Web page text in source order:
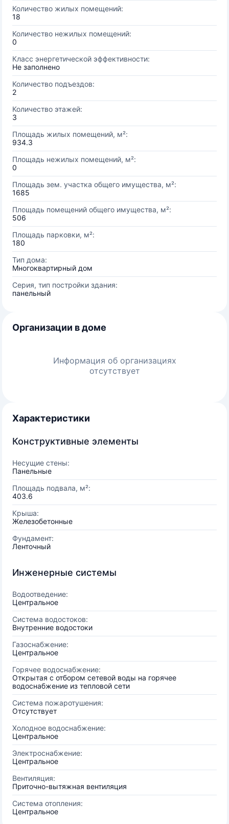
Количество жилых помещений:
18
Количество нежилых помещений:
0
Класс энергетической эффективности:
Не заполнено
Количество подъездов:
2
Количество этажей:
3
Площадь жилых помещений, м²:
934.3
Площадь нежилых помещений, м²:
0
Площадь зем. участка общего имущества, м²:
1685
Площадь помещений общего имущества, м²:
506
Площадь парковки, м²:
180
Тип дома:
Многоквартирный дом
Серия, тип постройки здания:
панельный
Организации в доме
Информация об организациях
отсутствует
Характеристики
Конструктивные элементы
Несущие стены:
Панельные
Площадь подвала, м²:
403.6
Крыша:
Железобетонные
Фундамент:
Ленточный
Инженерные системы
Водоотведение:
Центральное
Система водостоков:
Внутренние водостоки
Газоснабжение:
Центральное
Горячее водоснабжение:
Открытая с отбором сетевой воды на горячее
водоснабжение из тепловой сети
Система пожаротушения:
Отсутствует
Холодное водоснабжение:
Центральное
Электроснабжение:
Центральное
Вентиляция:
Приточно-вытяжная вентиляция
Система отопления:
Центральное